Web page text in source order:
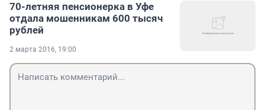
70-летняя пенсионерка в Уфе
отдала мошенникам 600 тысяч
рублей
2 марта 2016, 19:00